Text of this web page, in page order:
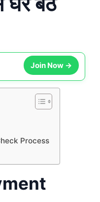
Join Now →
Process